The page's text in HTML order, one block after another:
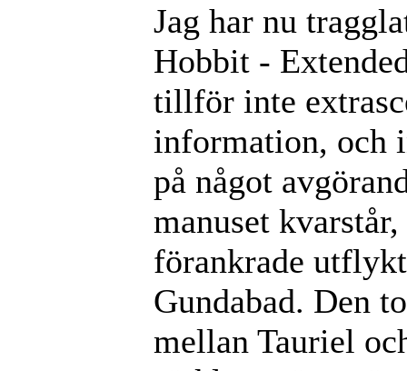
Jag har nu
Hobbit -
tillför inte
information, och
på något
manuset
förankrade
Gundabad. Den
mellan Tauriel